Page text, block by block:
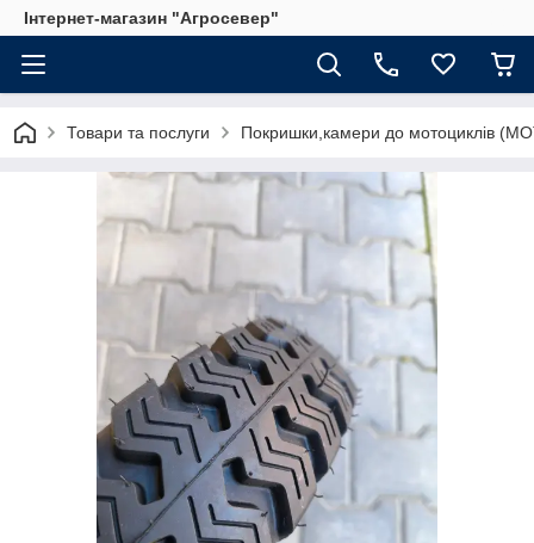
Інтернет-магазин "Агросевер"
Товари та послуги Покришки,камери до мотоциклів